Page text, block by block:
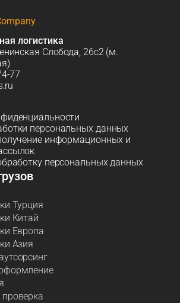
логистика
Слобода, 26с2 (м.
77
персональных данных
информационных и
персональных данных
Турция
Китай
Европа
Азия